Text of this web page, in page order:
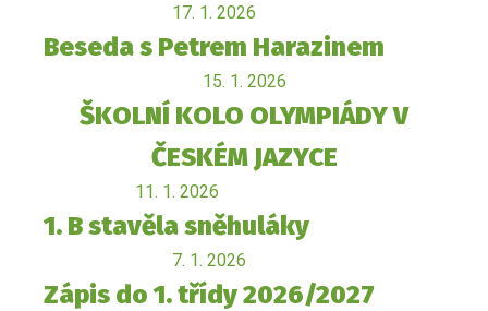
17. 1. 2026
Beseda s Petrem Harazinem
15. 1. 2026
ŠKOLNÍ KOLO OLYMPIÁDY V
ČESKÉM JAZYCE
11. 1. 2026
1. B stavěla sněhuláky
7. 1. 2026
Zápis do 1. třídy 2026/2027